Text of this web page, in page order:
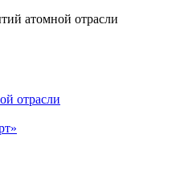
атомной отрасли
отрасли